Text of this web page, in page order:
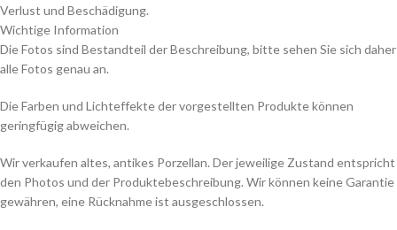
Verlust und Beschädigung.
Wichtige Information
Die Fotos sind Bestandteil der Beschreibung, bitte sehen Sie sich daher
alle Fotos genau an.
Die Farben und Lichteffekte der vorgestellten Produkte können
geringfügig abweichen.
Wir verkaufen altes, antikes Porzellan. Der jeweilige Zustand entspricht
den Photos und der Produktebeschreibung. Wir können keine Garantie
gewähren, eine Rücknahme ist ausgeschlossen.